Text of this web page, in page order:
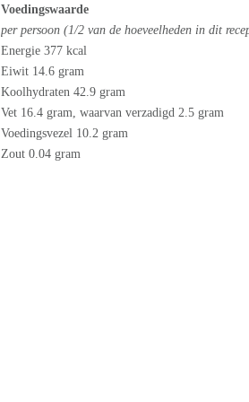
Voedingswaarde
per persoon (1/2 van de hoeveelheden in dit
Energie 377 kcal
Eiwit 14.6 gram
Koolhydraten 42.9 gram
Vet 16.4 gram, waarvan verzadigd 2.5 gram
Voedingsvezel 10.2 gram
Zout 0.04 gram